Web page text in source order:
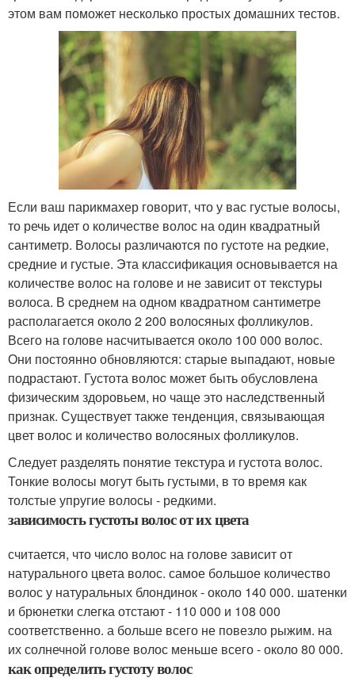
этом вам поможет несколько простых домашних тестов.
Если ваш парикмахер говорит, что у вас густые волосы,
то речь идет о количестве волос на один квадратный
сантиметр. Волосы различаются по густоте на редкие,
средние и густые. Эта классификация основывается на
количестве волос на голове и не зависит от текстуры
волоса. В среднем на одном квадратном сантиметре
располагается около 2 200 волосяных фолликулов.
Всего на голове насчитывается около 100 000 волос.
Они постоянно обновляются: старые выпадают, новые
подрастают. Густота волос может быть обусловлена
физическим здоровьем, но чаще это наследственный
признак. Существует также тенденция, связывающая
цвет волос и количество волосяных фолликулов.
Следует разделять понятие текстура и густота волос.
Тонкие волосы могут быть густыми, в то время как
толстые упругие волосы - редкими.
зависимость густоты волос от их цвета
считается, что число волос на голове зависит от
натурального цвета волос. самое большое количество
волос у натуральных блондинок - около 140 000. шатенки
и брюнетки слегка отстают - 110 000 и 108 000
соответственно. а больше всего не повезло рыжим. на
их солнечной голове волос меньше всего - около 80 000.
как определить густоту волос